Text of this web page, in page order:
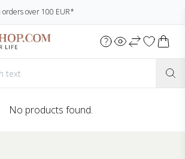
orders over 100 EUR*
No products found.